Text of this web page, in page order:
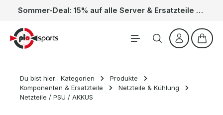
Zum Hauptinhalt springen Sommer-Deal: 15% auf alle Server & Ersatzteile – Kein Code nötig, der Rabatt wird automatisch im Warenkorb abgezogen. Gültig vom 01.06. bis 31.08.
Du bist hier: Kategorien
Produkte
Komponenten & Ersatzteile
Netzteile & Kühlung
Netzteile / PSU / AKKUS